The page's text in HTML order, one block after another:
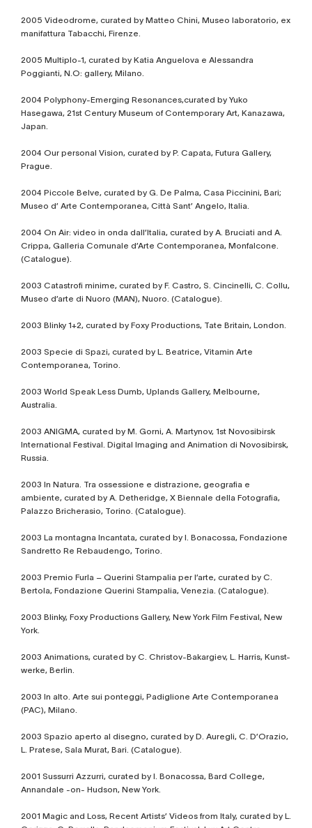
2005 Videodrome, curated by Matteo Chini, Museo laboratorio, ex
manifattura Tabacchi, Firenze.
2005 Multiplo-1, curated by Katia Anguelova e Alessandra
Poggianti, N.O: gallery, Milano.
2004 Polyphony-Emerging Resonances,curated by Yuko
Hasegawa, 21st Century Museum of Contemporary Art, Kanazawa,
Japan.
2004 Our personal Vision, curated by P. Capata, Futura Gallery,
Prague.
2004 Piccole Belve, curated by G. De Palma, Casa Piccinini, Bari;
Museo d’ Arte Contemporanea, Città Sant’ Angelo, Italia.
2004 On Air: video in onda dall’Italia, curated by A. Bruciati and A.
Crippa, Galleria Comunale d’Arte Contemporanea, Monfalcone.
(Catalogue).
2003 Catastrofi minime, curated by F. Castro, S. Cincinelli, C. Collu,
Museo d’arte di Nuoro (MAN), Nuoro. (Catalogue).
2003 Blinky 1+2, curated by Foxy Productions, Tate Britain, London.
2003 Specie di Spazi, curated by L. Beatrice, Vitamin Arte
Contemporanea, Torino.
2003 World Speak Less Dumb, Uplands Gallery, Melbourne,
Australia.
2003 ANIGMA, curated by M. Gorni, A. Martynov, 1st Novosibirsk
International Festival. Digital Imaging and Animation di Novosibirsk,
Russia.
2003 In Natura. Tra ossessione e distrazione, geografia e
ambiente, curated by A. Detheridge, X Biennale della Fotografia,
Palazzo Bricherasio, Torino. (Catalogue).
2003 La montagna Incantata, curated by I. Bonacossa, Fondazione
Sandretto Re Rebaudengo, Torino.
2003 Premio Furla – Querini Stampalia per l’arte, curated by C.
Bertola, Fondazione Querini Stampalia, Venezia. (Catalogue).
2003 Blinky, Foxy Productions Gallery, New York Film Festival, New
York.
2003 Animations, curated by C. Christov-Bakargiev, L. Harris, Kunst-
werke, Berlin.
2003 In alto. Arte sui ponteggi, Padiglione Arte Contemporanea
(PAC), Milano.
2003 Spazio aperto al disegno, curated by D. Auregli, C. D’Orazio,
L. Pratese, Sala Murat, Bari. (Catalogue).
2001 Sussurri Azzurri, curated by I. Bonacossa, Bard College,
Annandale -on- Hudson, New York.
2001 Magic and Loss, Recent Artists’ Videos from Italy, curated by L.